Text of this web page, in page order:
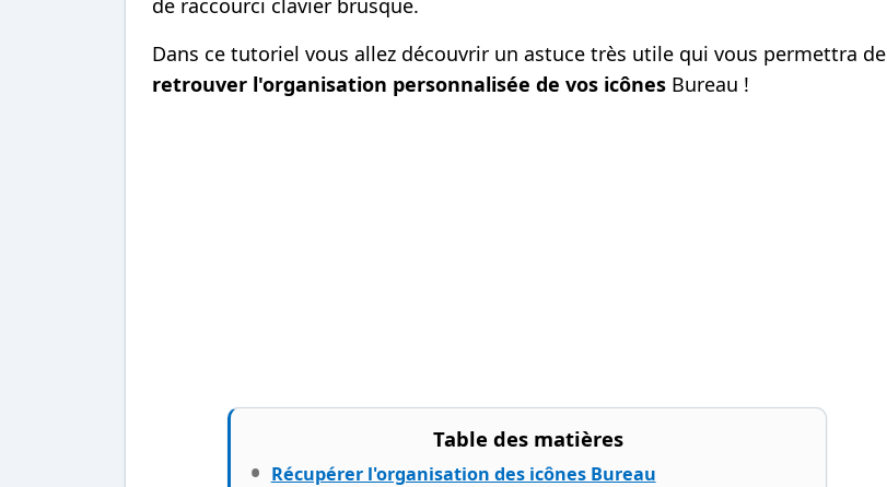
de raccourci clavier brusque.
Dans ce tutoriel vous allez découvrir un astuce très utile qui vous permettra de
retrouver l'organisation personnalisée de vos icônes Bureau !
Table des matières
Récupérer l'organisation des icônes Bureau